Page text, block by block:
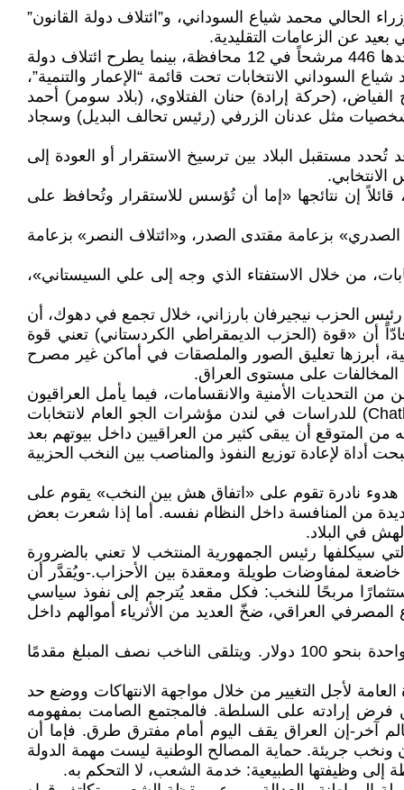
الحالي محمد شياع السوداني، و”ائتلاف دولة القانون”
عن الزعامات التقليدية.
وفي هذه المعركة السياسية، تخوض الكتل الشيعية الانتخابات بأرقام كبيرة، حيث تضم قائمة السوداني (الإعمار والتنمية) وحدها 446 مرشحاً في 12 محافظة، بينما يطرح ائتلاف دولة
الحالي محمد شياع السوداني الانتخابات تحت قائمة “الإعمار والتنمية”،
(حركة إرادة) حنان الفتلاوي، (بلاد سومر) أحمد
شخصيات مثل عدنان الزرفي (رئيس تحالف البديل) وسجاد
تُحدد مستقبل البلاد بين ترسيخ الاستقرار أو العودة إلى
إن نتائجها «إما أن تُؤسس للاستقرار وتُحافظ على
رئيسية أبرزها «التيار الصدري» بزعامة مقتدى الصدر، و«ائتلاف النصر» بزعامة
من خلال الاستفتاء الذي وجه إلى علي السيستاني»،
الحزب نيجيرفان بارزاني، خلال تجمع في دهوك، أن
أن «قوة (الحزب الديمقراطي الكردستاني) تعني قوة
للانتخابات عن تغريم 540 مرشحاً بسبب مخالفات دعائية، أبرزها تعليق الصور والملصقات في أماكن غير مصرح
بعد عقدين من التحديات الأمنية والانقسامات، فيما يأمل العراقيون
أن تفتح صناديق الاقتراع الطريق أمام مرحلة أكثر استقراراً ونمواً للبلاد.--تناول تقرير لمعهد تشاتام هاوس (Chatham House) للدراسات في لندن مؤشرات الجو العام لانتخابات
من المتوقع أن يبقى كثير من العراقيين داخل بيوتهم بعد
لإعادة توزيع النفوذ والمناصب بين النخب الحزبية
هدوء نادرة تقوم على «اتفاق هش بين النخب» يقوم على
من المنافسة داخل النظام نفسه. أما إذا شعرت بعض
في البلاد.
رئيس الجمهورية المنتخب لا تعني بالضرورة
خاضعة لمفاوضات طويلة ومعقدة بين الأحزاب.-ويُقدَّر أن
استثمارًا مربحًا للنخب: فكل مقعد يُترجم إلى نفوذ سياسي
العراقي، ضخّ العديد من الأثرياء أموالهم داخل
كما انتشرت أشكال جديدة من شراء الأصوات، إذ كُشف عن وجود سوق سوداء للبطاقات البايومترية تُباع فيها البطاقة الواحدة بنحو 100 دولار. ويتلقى الناخب نصف المبلغ مقدمًا
لأجل التغيير من خلال مواجهة الانتهاكات ووضع حد
فرض إرادته على السلطة. فالمجتمع الصامت بمفهومه
آخر-إن العراق يقف اليوم أمام مفترق طرق. فإما أن
جريئة. حماية المصالح الوطنية ليست مهمة الدولة
وظيفتها الطبيعية: خدمة الشعب، لا التحكم به.